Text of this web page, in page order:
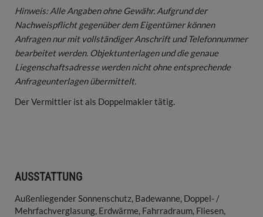
Hinweis: Alle Angaben ohne Gewähr. Aufgrund der
Nachweispflicht gegenüber dem Eigentümer können
Anfragen nur mit vollständiger Anschrift und Telefonnummer
bearbeitet werden. Objektunterlagen und die genaue
Liegenschaftsadresse werden nicht ohne entsprechende
Anfrageunterlagen übermittelt.
Der Vermittler ist als Doppelmakler tätig.
AUSSTATTUNG
Außenliegender Sonnenschutz Badewanne Doppel- /
Mehrfachverglasung Erdwärme Fahrradraum Fliesen